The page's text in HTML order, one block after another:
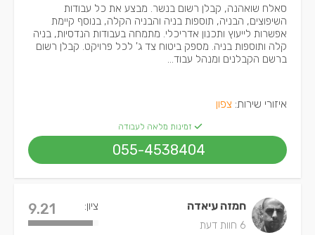
סאלח שואהנה, קבלן רשום בנשר. מבצע את כל עבודות
השיפוצים, הבניה, תוספות בניה והבניה הקלה, בנוסף קיימת
אפשרות לייעוץ ותכנון אדריכלי. מתמחה בעבודות הנדסיות, בניה
קלה ותוספות בניה. מספק ביטוח צד ג' לכל פרויקט. קבלן רשום
ברשם הקבלנים ומנהל עבוד...
איזורי שירות: צפון
זמינות מלאה לעבודה
055-4538404
חמזה עיאדה
6 חוות דעת
ציון: 9.21